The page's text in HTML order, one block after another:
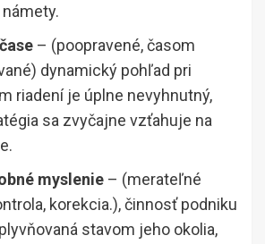
– (poopravené, časom
dynamický pohľad pri
riadení je úplne nevyhnutný,
sa zvyčajne vzťahuje na
myslenie – (merateľné
korekcia.), činnosť podniku
stavom jeho okolia,